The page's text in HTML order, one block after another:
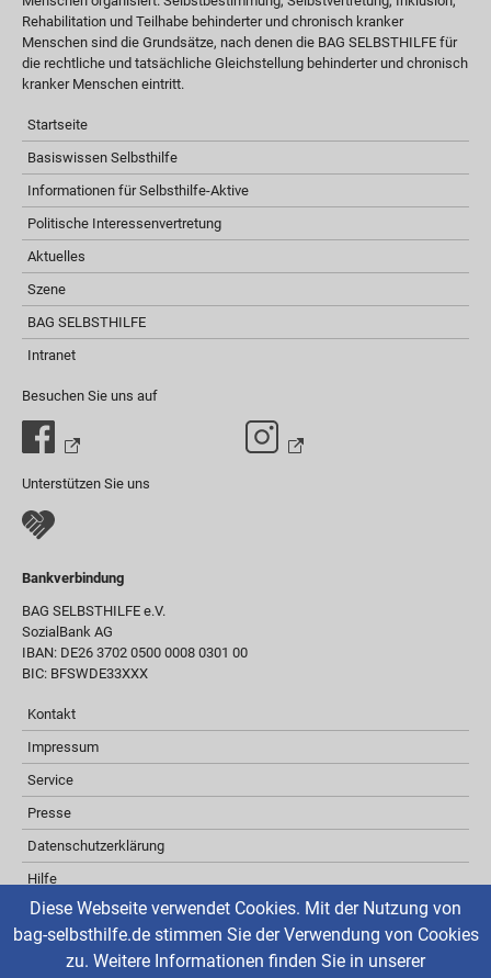
Diese Webseite verwendet Cookies. Mit der Nutzung von
bag-selbsthilfe.de stimmen Sie der Verwendung von Cookies
zu. Weitere Informationen finden Sie in unserer
Rehabilitation und Teilhabe behinderter und chronisch kranker
Menschen sind die Grundsätze, nach denen die BAG SELBSTHILFE für
die rechtliche und tatsächliche Gleichstellung behinderter und chronisch
kranker Menschen eintritt.
Startseite
Basiswissen Selbsthilfe
Informationen für Selbsthilfe-Aktive
Politische Interessenvertretung
Aktuelles
Szene
BAG SELBSTHILFE
Intranet
Besuchen Sie uns auf
Unterstützen Sie uns
Bankverbindung
BAG SELBSTHILFE e.V.
SozialBank AG
IBAN: DE26 3702 0500 0008 0301 00
BIC: BFSWDE33XXX
Kontakt
Impressum
Service
Presse
Datenschutzerklärung
Hilfe
Barrierefreiheit
Inhaltsverzeichnis